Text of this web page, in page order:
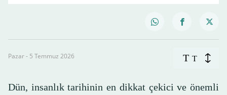
Pazar - 5 Temmuz 2026 T T
Dün, insanlık tarihinin en dikkat çekici ve önemli